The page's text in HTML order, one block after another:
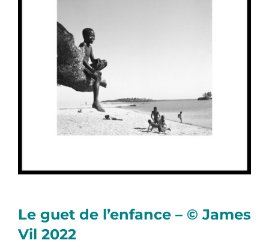
Le guet de l’enfance – © James
Vil 2022